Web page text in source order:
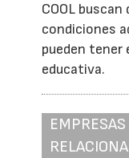
COOL
condiciones
pueden tener
educativa.